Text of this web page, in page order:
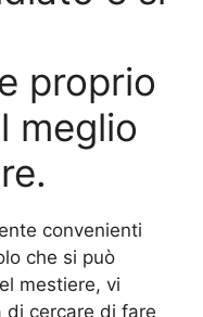
proprio
meglio
convenienti
che si può
mestiere, vi
di cercare di fare